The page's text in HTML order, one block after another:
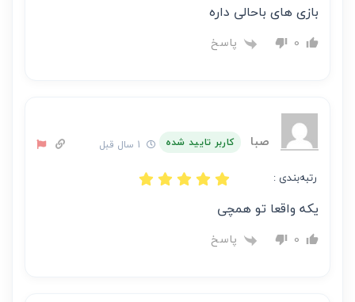
بازی های باحالی داره
0 پاسخ
صبا کاربر تایید شده
رتبه‌بندی :
یکه واقعا تو همچی
0 پاسخ